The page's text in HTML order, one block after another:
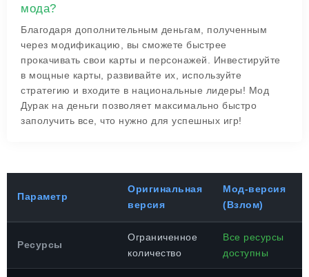
мода?
Благодаря дополнительным деньгам, полученным
через модификацию, вы сможете быстрее
прокачивать свои карты и персонажей. Инвестируйте
в мощные карты, развивайте их, используйте
стратегию и входите в национальные лидеры! Мод
Дурак на деньги позволяет максимально быстро
заполучить все, что нужно для успешных игр!
Параметр
Оригинальная
версия
Мод-версия
(Взлом)
Ресурсы
Ограниченное
количество
Все ресурсы
доступны